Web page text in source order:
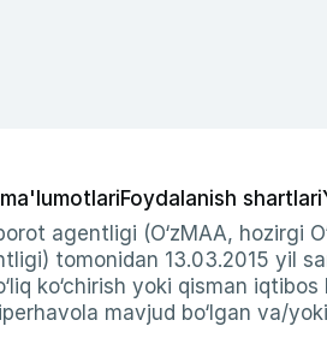
Foydalanish shartlari
agentligi (O‘zMAA, hozirgi
tomonidan 13.03.2015 yil
ko‘chirish yoki qisman
mavjud bo‘lgan va/